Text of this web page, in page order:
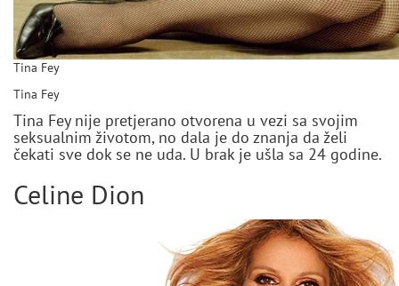
Tina Fey
Tina Fey
Tina Fey nije pretjerano otvorena u vezi sa svojim
seksualnim životom, no dala je do znanja da želi
čekati sve dok se ne uda. U brak je ušla sa 24 godine.
Celine Dion